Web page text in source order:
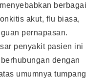
berbagai
akut, flu biasa,
pernapasan.
penyakit pasien ini
dengan
umumnya tumpang